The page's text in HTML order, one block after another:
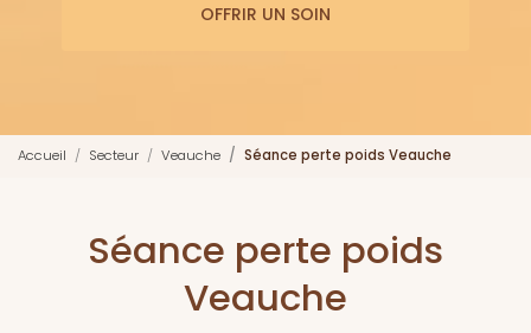
OFFRIR UN SOIN
Accueil Secteur Veauche Séance perte poids Veauche
Séance perte poids
Veauche